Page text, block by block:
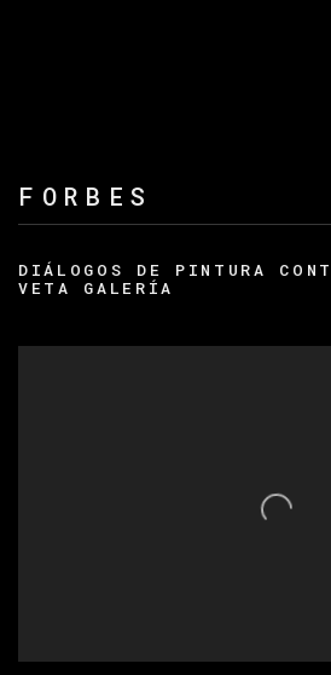
FORBES
DIÁLOGOS DE PINTURA
VETA GALERÍA